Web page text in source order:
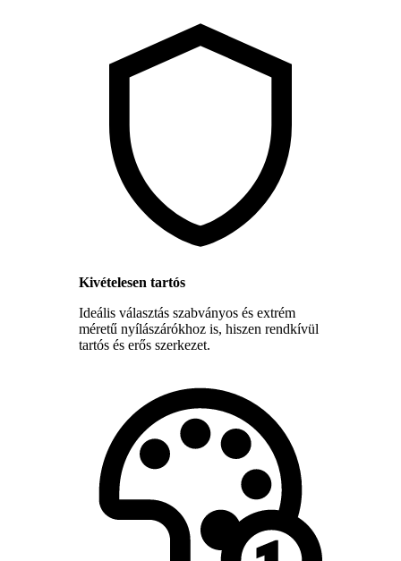
Kivételesen tartós
Ideális választás szabványos és extrém
méretű nyílászárókhoz is, hiszen rendkívül
tartós és erős szerkezet.